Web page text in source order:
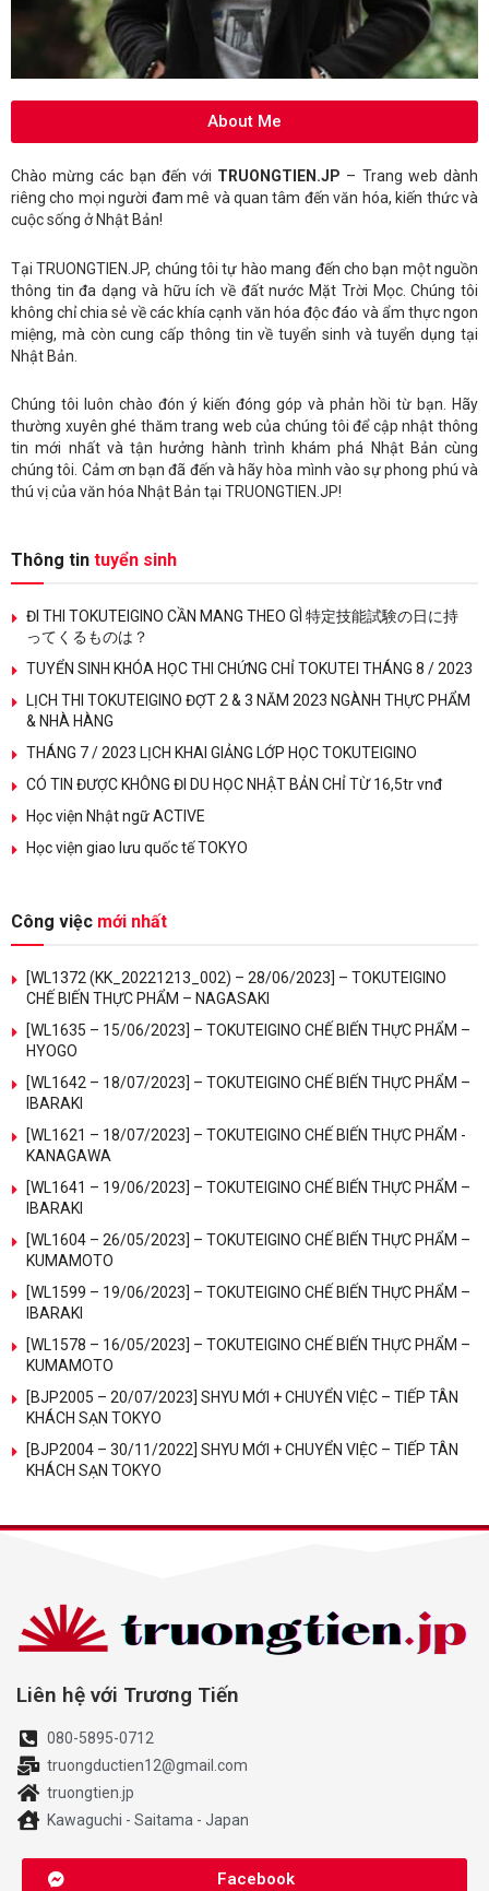
About Me
Chào mừng các bạn đến với TRUONGTIEN.JP – Trang web dành
riêng cho mọi người đam mê và quan tâm đến văn hóa, kiến thức và
cuộc sống ở Nhật Bản!
Tại TRUONGTIEN.JP, chúng tôi tự hào mang đến cho bạn một nguồn
thông tin đa dạng và hữu ích về đất nước Mặt Trời Mọc. Chúng tôi
không chỉ chia sẻ về các khía cạnh văn hóa độc đáo và ẩm thực ngon
miệng, mà còn cung cấp thông tin về tuyển sinh và tuyển dụng tại
Nhật Bản.
Chúng tôi luôn chào đón ý kiến đóng góp và phản hồi từ bạn. Hãy
thường xuyên ghé thăm trang web của chúng tôi để cập nhật thông
tin mới nhất và tận hưởng hành trình khám phá Nhật Bản cùng
chúng tôi. Cảm ơn bạn đã đến và hãy hòa mình vào sự phong phú và
thú vị của văn hóa Nhật Bản tại TRUONGTIEN.JP!
Thông tin tuyển sinh
ĐI THI TOKUTEIGINO CẦN MANG THEO GÌ 特定技能試験の日に持
ってくるものは？
TUYỂN SINH KHÓA HỌC THI CHỨNG CHỈ TOKUTEI THÁNG 8 / 2023
LỊCH THI TOKUTEIGINO ĐỢT 2 & 3 NĂM 2023 NGÀNH THỰC PHẨM
& NHÀ HÀNG
THÁNG 7 / 2023 LỊCH KHAI GIẢNG LỚP HỌC TOKUTEIGINO
CÓ TIN ĐƯỢC KHÔNG ĐI DU HỌC NHẬT BẢN CHỈ TỪ 16,5tr vnđ
Học viện Nhật ngữ ACTIVE
Học viện giao lưu quốc tế TOKYO
Công việc mới nhất
[WL1372 (KK_20221213_002) – 28/06/2023] – TOKUTEIGINO
CHẾ BIẾN THỰC PHẨM – NAGASAKI
[WL1635 – 15/06/2023] – TOKUTEIGINO CHẾ BIẾN THỰC PHẨM –
HYOGO
[WL1642 – 18/07/2023] – TOKUTEIGINO CHẾ BIẾN THỰC PHẨM –
IBARAKI
[WL1621 – 18/07/2023] – TOKUTEIGINO CHẾ BIẾN THỰC PHẨM -
KANAGAWA
[WL1641 – 19/06/2023] – TOKUTEIGINO CHẾ BIẾN THỰC PHẨM –
IBARAKI
[WL1604 – 26/05/2023] – TOKUTEIGINO CHẾ BIẾN THỰC PHẨM –
KUMAMOTO
[WL1599 – 19/06/2023] – TOKUTEIGINO CHẾ BIẾN THỰC PHẨM –
IBARAKI
[WL1578 – 16/05/2023] – TOKUTEIGINO CHẾ BIẾN THỰC PHẨM –
KUMAMOTO
[BJP2005 – 20/07/2023] SHYU MỚI + CHUYỂN VIỆC – TIẾP TÂN
KHÁCH SẠN TOKYO
[BJP2004 – 30/11/2022] SHYU MỚI + CHUYỂN VIỆC – TIẾP TÂN
KHÁCH SẠN TOKYO
Liên hệ với Trương Tiến
080-5895-0712
truongductien12@gmail.com
truongtien.jp
Kawaguchi - Saitama - Japan
Facebook